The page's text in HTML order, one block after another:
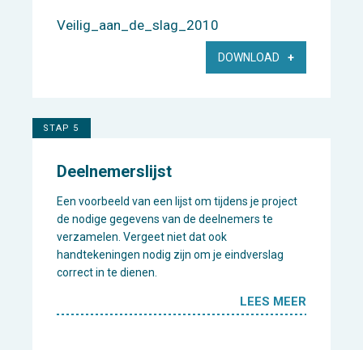
Veilig_aan_de_slag_2010
DOWNLOAD
STAP 5
Deelnemerslijst
Een voorbeeld van een lijst om tijdens je project
de nodige gegevens van de deelnemers te
verzamelen. Vergeet niet dat ook
handtekeningen nodig zijn om je eindverslag
correct in te dienen.
LEES MEER